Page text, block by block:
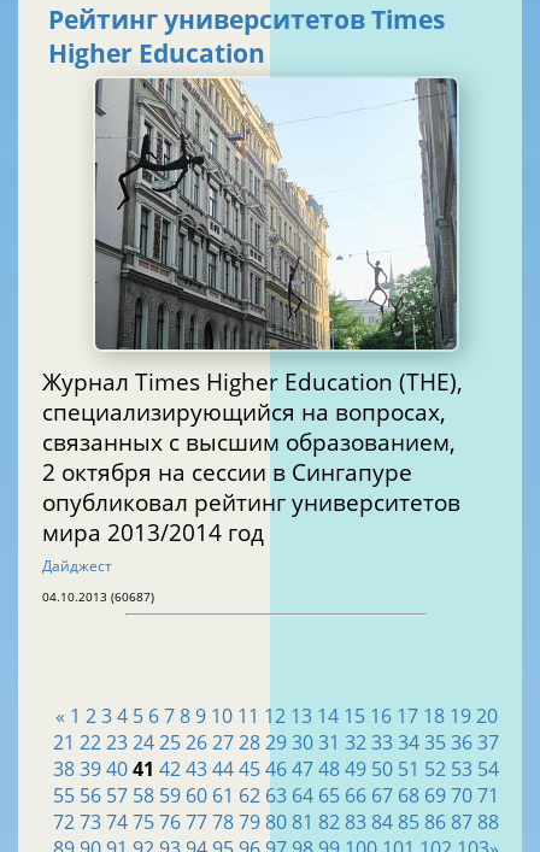
Рейтинг университетов Times
Higher Education
Журнал Times Higher Education (THE),
специализирующийся на вопросах,
связанных с высшим образованием,
2 октября на сессии в Сингапуре
опубликовал рейтинг университетов
мира 2013/2014 год
Дайджест
04.10.2013 (60687)
« 1 2 3 4 5 6 7 8 9 10 11 12 13 14 15 16 17 18 19 20
21 22232425262728293031 323334353637
38394041 4243444546474849 50 51 52 53 54
55 56 57 58 59 60 61 62 63 64 65 66 67 68 697071
727374757677787980 81 82 83 84 85 86 87 88